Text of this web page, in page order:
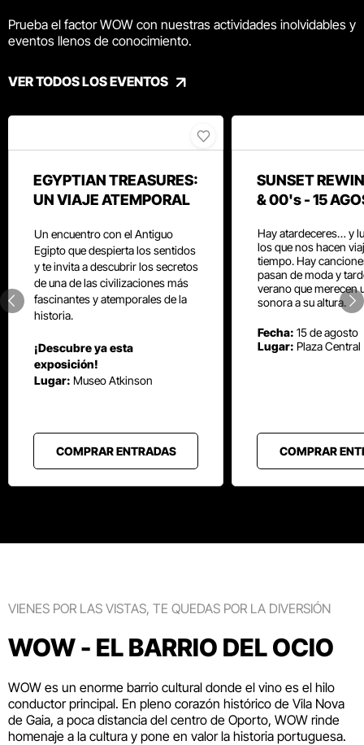
Prueba el factor WOW con nuestras actividades inolvidables y
eventos llenos de conocimiento.
VER TODOS LOS EVENTOS
EGYPTIAN TREASURES:
UN VIAJE ATEMPORAL
Un encuentro con el Antiguo
Egipto que despierta los sentidos
y te invita a descubrir los secretos
de una de las civilizaciones más
fascinantes y atemporales de la
historia.
¡Descubre ya esta
exposición!
Lugar: Museo Atkinson
COMPRAR ENTRADAS
SUNSET
& 00's - 15
Hay atardeceres… y
los que nos hacen
tiempo. Hay
pasan de moda y
verano que merecen
sonora a su altura.
Fecha: 15 de agosto
Lugar: Plaza Central
COMPRAR
VIENES POR LAS VISTAS, TE QUEDAS POR LA DIVERSIÓN
WOW - EL BARRIO DEL OCIO
WOW es un enorme barrio cultural donde el vino es el hilo
conductor principal. En pleno corazón histórico de Vila Nova
de Gaia, a poca distancia del centro de Oporto, WOW rinde
homenaje a la cultura y pone en valor la historia portuguesa.